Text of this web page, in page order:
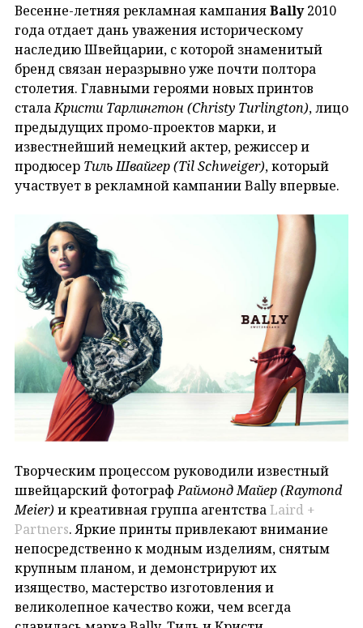
Весенне-летняя рекламная кампанияBally2010
года отдает дань уважения историческому
наследию Швейцарии, с которой знаменитый
бренд связан неразрывно уже почти полтора
столетия. Главными героями новых принтов
сталаКристи Тарлингтон (Christy Turlington), лицо
предыдущих промо-проектов марки, и
известнейший немецкий актер, режиссер и
продюсер Тиль Швайгер (Til Schweiger), который
участвует в рекламной кампании Bally впервые.
Творческим процессом руководили известный
швейцарский фотографРаймонд Майер (Raymond
Meier) и креативная группа агентстваLaird +
Partners. Яркие принты привлекают внимание
непосредственно к модным изделиям, снятым
крупным планом, и демонстрируют их
изящество, мастерство изготовления и
великолепное качество кожи, чем всегда